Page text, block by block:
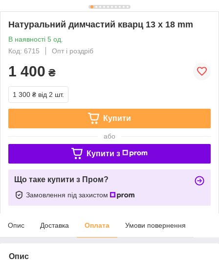
Натуральний димчастий кварц 13 х 18 mm
В наявності 5 од.
Код: 6715
Опт і роздріб
1 400 ₴
1 300 ₴ від 2 шт.
Купити
або
Купити з
Що таке купити з Пром?
Замовлення під захистом
Опис Доставка Оплата Умови повернення
Опис